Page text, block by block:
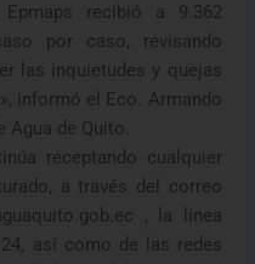
recibió a 9.362
por caso, revisando
las inquietudes y quejas
informó el Eco. Armando
de Quito.
receptando cualquier
a través del correo
, la línea
así como de las redes